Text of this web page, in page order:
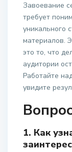
Завоевание
требует
уникального
материалов.
это то, что
аудитории
Работайте
увидите
1. Как